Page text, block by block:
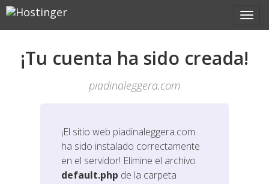
¡Tu cuenta ha sido creada!
piadinaleggera.com
¡El sitio web piadinaleggera.com
ha sido instalado correctamente
en el servidor! Elimine el archivo
default.php de la carpeta